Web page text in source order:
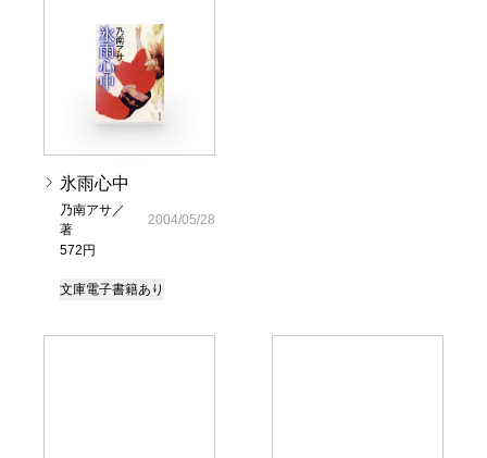
氷雨心中
乃南アサ／
著
572円
2004/05/28
文庫電子書籍あり